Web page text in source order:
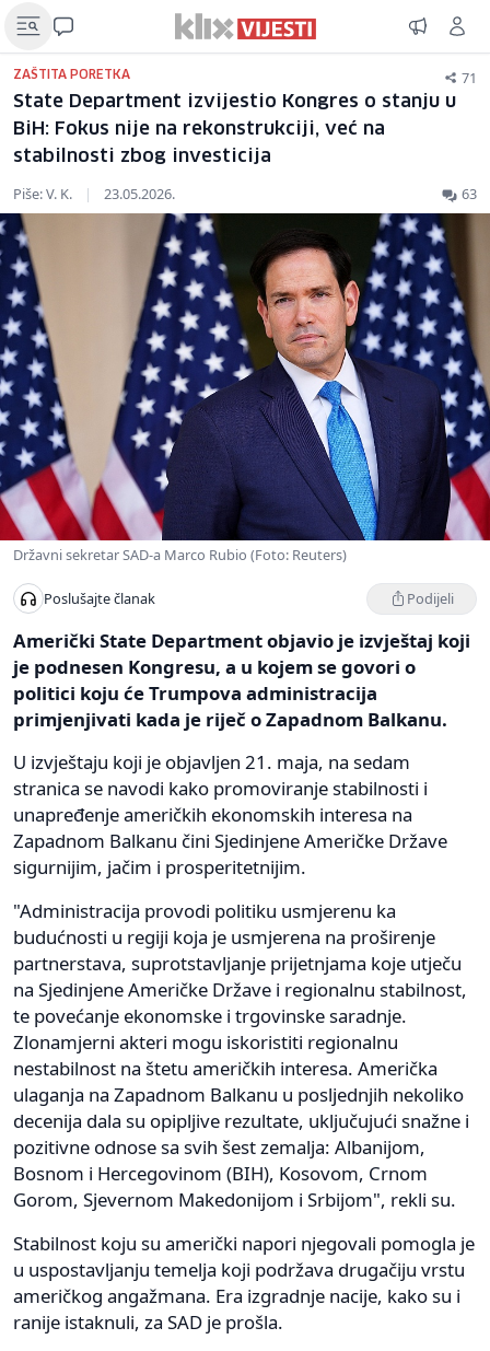
ZAŠTITA PORETKA 71
State Department izvijestio Kongres o stanju u
BiH: Fokus nije na rekonstrukciji, već na
stabilnosti zbog investicija
Piše: V. K. | 23.05.2026. 63
Državni sekretar SAD-a Marco Rubio (Foto: Reuters)
Poslušajte članak Podijeli
Američki State Department objavio je izvještaj koji
je podnesen Kongresu, a u kojem se govori o
politici koju će Trumpova administracija
primjenjivati kada je riječ o Zapadnom Balkanu.
U izvještaju koji je objavljen 21. maja, na sedam
stranica se navodi kako promoviranje stabilnosti i
unapređenje američkih ekonomskih interesa na
Zapadnom Balkanu čini Sjedinjene Američke Države
sigurnijim, jačim i prosperitetnijim.
"Administracija provodi politiku usmjerenu ka
budućnosti u regiji koja je usmjerena na proširenje
partnerstava, suprotstavljanje prijetnjama koje utječu
na Sjedinjene Američke Države i regionalnu stabilnost,
te povećanje ekonomske i trgovinske saradnje.
Zlonamjerni akteri mogu iskoristiti regionalnu
nestabilnost na štetu američkih interesa. Američka
ulaganja na Zapadnom Balkanu u posljednjih nekoliko
decenija dala su opipljive rezultate, uključujući snažne i
pozitivne odnose sa svih šest zemalja: Albanijom,
Bosnom i Hercegovinom (BIH), Kosovom, Crnom
Gorom, Sjevernom Makedonijom i Srbijom", rekli su.
Stabilnost koju su američki napori njegovali pomogla je
u uspostavljanju temelja koji podržava drugačiju vrstu
američkog angažmana. Era izgradnje nacije, kako su i
ranije istaknuli, za SAD je prošla.